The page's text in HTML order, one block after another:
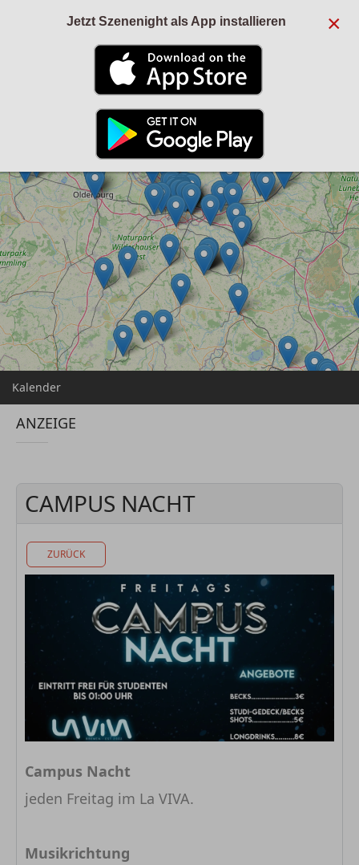
Kalender
ANZEIGE
CAMPUS NACHT
ZURÜCK
Campus Nacht
jeden Freitag im La VIVA.
Musikrichtung
×
Jetzt Szenenight als App installieren